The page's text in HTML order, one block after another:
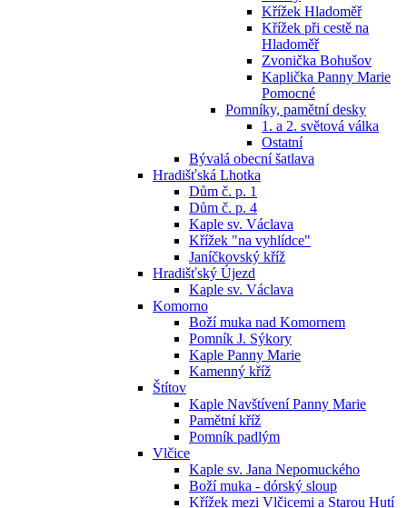
Křížek Hladoměř
Křížek při cestě na
Hladoměř
Zvonička Bohušov
Kaplička Panny Marie
Pomocné
Pomníky, pamětní desky
1. a 2. světová válka
Ostatní
Bývalá obecní šatlava
Hradišťská Lhotka
Dům č. p. 1
Dům č. p. 4
Kaple sv. Václava
Křížek "na vyhlídce"
Janíčkovský kříž
Hradišťský Újezd
Kaple sv. Václava
Komorno
Boží muka nad Komornem
Pomník J. Sýkory
Kaple Panny Marie
Kamenný kříž
Štítov
Kaple Navštívení Panny Marie
Pamětní kříž
Pomník padlým
Vlčice
Kaple sv. Jana Nepomuckého
Boží muka - dórský sloup
Křížek mezi Vlčicemi a Starou Hutí